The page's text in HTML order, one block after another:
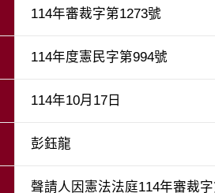
114年審裁字第1273號
114年度憲民字第994號
114年10月17日
彭鈺龍
聲請人因憲法法庭114年審裁